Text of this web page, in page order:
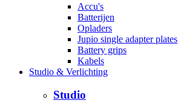
Accu's
Batterijen
Opladers
Jupio single adapter plates
Battery grips
Kabels
Studio & Verlichting
Studio